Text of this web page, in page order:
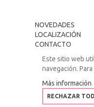
NOVEDADES
LOCALIZACIÓN
CONTACTO
Este sitio web
navegación.
Más información
RECHAZAR